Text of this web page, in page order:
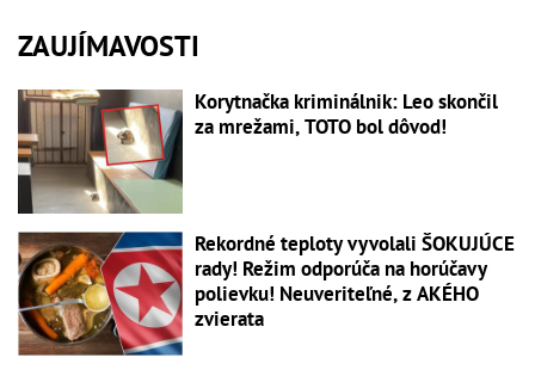
ZAUJÍMAVOSTI
Korytnačka kriminálnik: Leo skončil
za mrežami, TOTO bol dôvod!
Rekordné teploty vyvolali ŠOKUJÚCE
rady! Režim odporúča na horúčavy
polievku! Neuveriteľné, z AKÉHO
zvierata